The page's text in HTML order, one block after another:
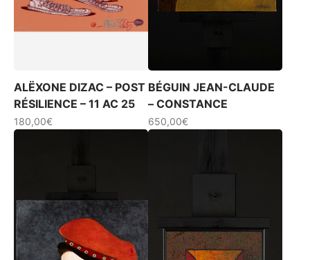
du
produit
ALËXONE DIZAC – POST
RÉSILIENCE – 11 AC 25
180,00€
variations.
Les
options
BÉGUIN JEAN-CLAUDE
– CONSTANCE
650,00€